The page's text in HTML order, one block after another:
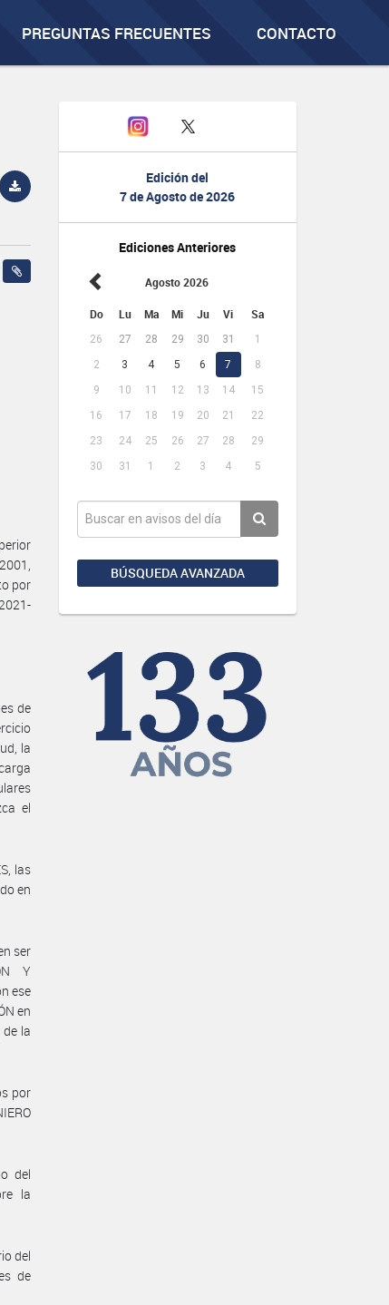
PREGUNTAS FRECUENTES CONTACTO
Edición del
7 de Agosto de 2026
Ediciones Anteriores
Agosto 2026
Do Lu Ma Mi Ju Vi Sa
26 27 28 29 30 31
1
2
3 4 5 6 7
8
9
10 11 12 13 14
15
16
17 18 19 20 21
22
23
24 25 26 27 28
29
30
31 1 2 3 4 5
BÚSQUEDA AVANZADA
por
de
la
el
las
en
ser
Y
ese
en
de la
por
del
la
del
de